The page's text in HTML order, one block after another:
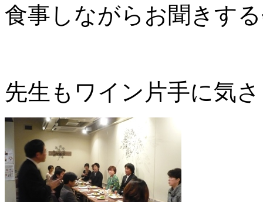
食事しながらお聞きす
先生もワイン片手に気